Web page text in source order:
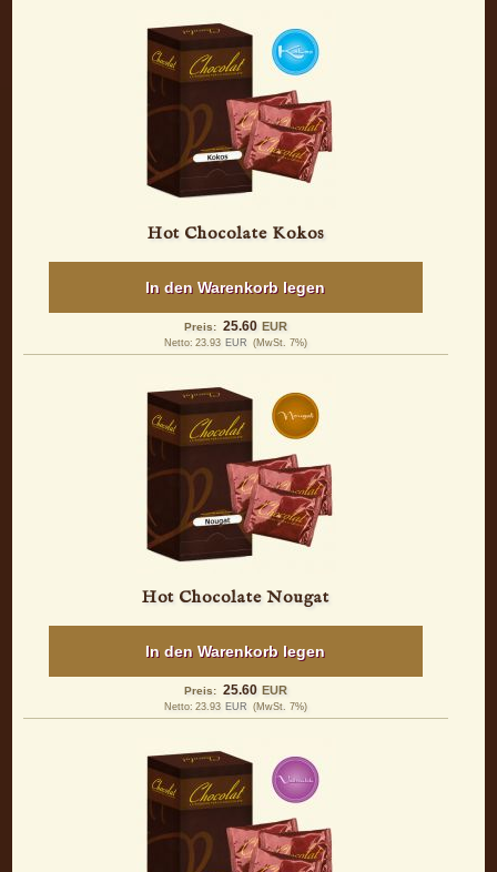
Hot Chocolate Kokos
In den Warenkorb legen
Preis: 25.60 EUR
Netto: 23.93 EUR (MwSt. 7%)
Hot Chocolate Nougat
In den Warenkorb legen
Preis: 25.60 EUR
Netto: 23.93 EUR (MwSt. 7%)